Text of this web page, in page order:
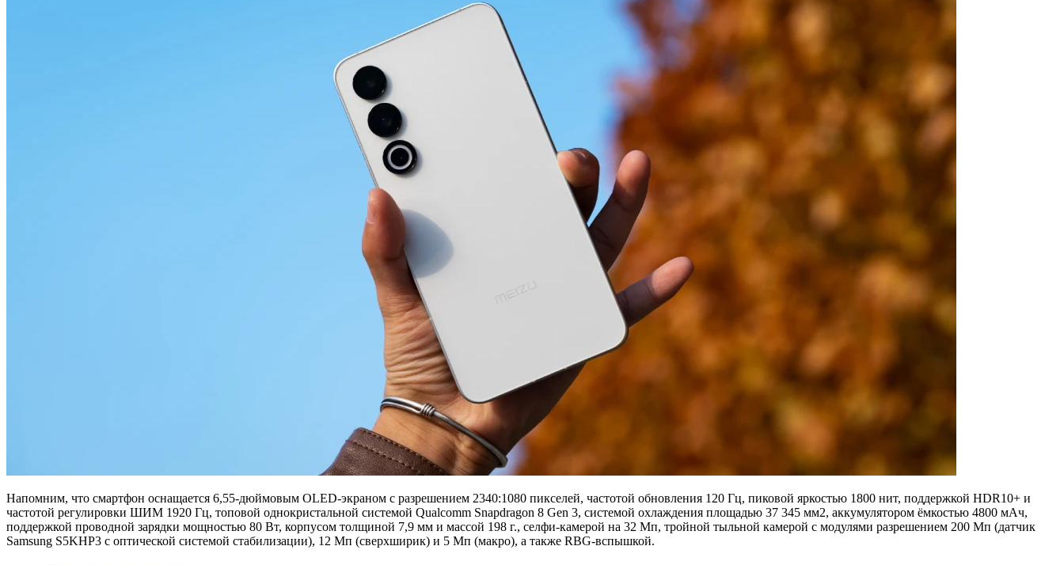
Напомним, что смартфон оснащается 6,55-дюймовым OLED-экраном с разрешением 2340:1080 пикселей, частотой обновления 120 Гц, пиковой яркостью 1800 нит, поддержкой HDR10+ и
частотой регулировки ШИМ 1920 Гц, топовой однокристальной системой Qualcomm Snapdragon 8 Gen 3, системой охлаждения площадью 37 345 мм2, аккумулятором ёмкостью 4800 мАч,
поддержкой проводной зарядки мощностью 80 Вт, корпусом толщиной 7,9 мм и массой 198 г., селфи-камерой на 32 Мп, тройной тыльной камерой с модулями разрешением 200 Мп (датчик
Samsung S5KHP3 с оптической системой стабилизации), 12 Мп (сверхширик) и 5 Мп (макро), а также RBG-вспышкой.